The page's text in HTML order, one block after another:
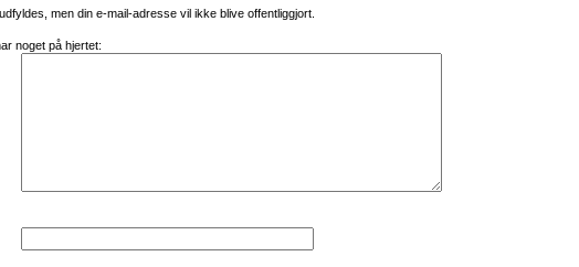
men din e-mail-adresse vil ikke blive offentliggjort.
noget på hjertet: